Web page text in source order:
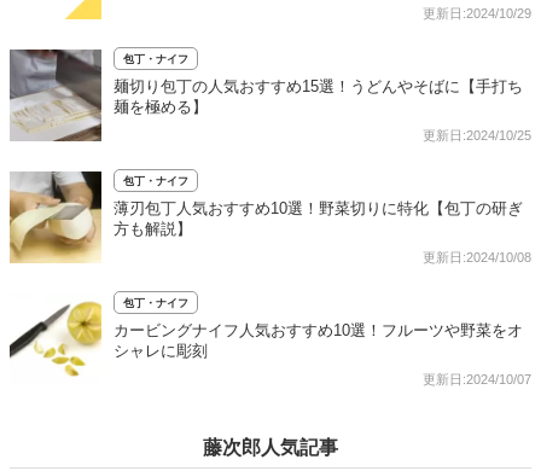
更新日:2024/10/29
包丁・ナイフ
麺切り包丁の人気おすすめ15選！うどんやそばに【手打ち
麺を極める】
更新日:2024/10/25
包丁・ナイフ
薄刃包丁人気おすすめ10選！野菜切りに特化【包丁の研ぎ
方も解説】
更新日:2024/10/08
包丁・ナイフ
カービングナイフ人気おすすめ10選！フルーツや野菜をオ
シャレに彫刻
更新日:2024/10/07
藤次郎人気記事